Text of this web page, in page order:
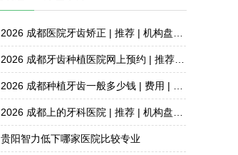
贵阳智力低下哪家医院比较专业